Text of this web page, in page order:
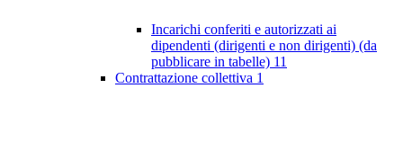
Incarichi conferiti e autorizzati ai
dipendenti (dirigenti e non dirigenti) (da
pubblicare in tabelle) 11
Contrattazione collettiva 1